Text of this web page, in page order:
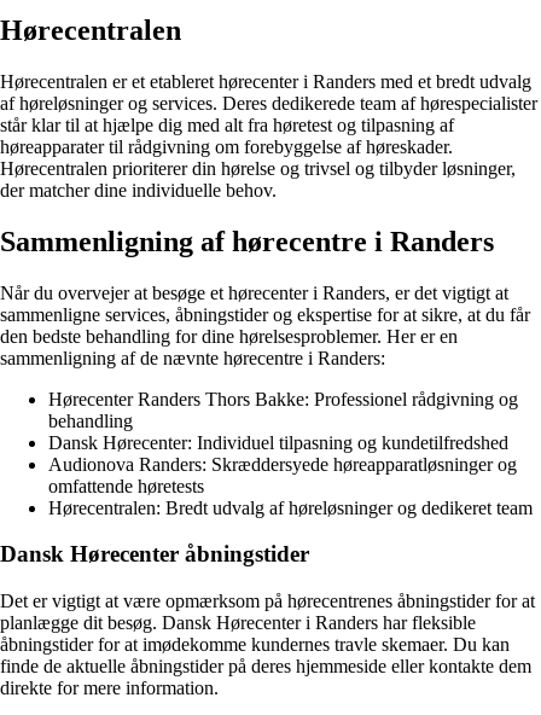
Hørecentralen
Hørecentralen er et etableret hørecenter i Randers med et bredt udvalg
af høreløsninger og services. Deres dedikerede team af hørespecialister
står klar til at hjælpe dig med alt fra høretest og tilpasning af
høreapparater til rådgivning om forebyggelse af høreskader.
Hørecentralen prioriterer din hørelse og trivsel og tilbyder løsninger,
der matcher dine individuelle behov.
Sammenligning af hørecentre i Randers
Når du overvejer at besøge et hørecenter i Randers, er det vigtigt at
sammenligne services, åbningstider og ekspertise for at sikre, at du får
den bedste behandling for dine hørelsesproblemer. Her er en
sammenligning af de nævnte hørecentre i Randers:
Hørecenter Randers Thors Bakke: Professionel rådgivning og
behandling
Dansk Hørecenter: Individuel tilpasning og kundetilfredshed
Audionova Randers: Skræddersyede høreapparatløsninger og
omfattende høretests
Hørecentralen: Bredt udvalg af høreløsninger og dedikeret team
Dansk Hørecenter åbningstider
Det er vigtigt at være opmærksom på hørecentrenes åbningstider for at
planlægge dit besøg. Dansk Hørecenter i Randers har fleksible
åbningstider for at imødekomme kundernes travle skemaer. Du kan
finde de aktuelle åbningstider på deres hjemmeside eller kontakte dem
direkte for mere information.